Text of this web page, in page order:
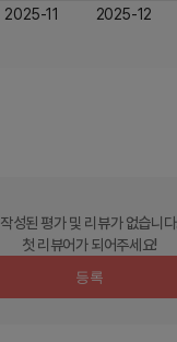
2025-11 2025-12
작성된 평가 및 리뷰가 없습니다.
첫 리뷰어가 되어주세요!
등록